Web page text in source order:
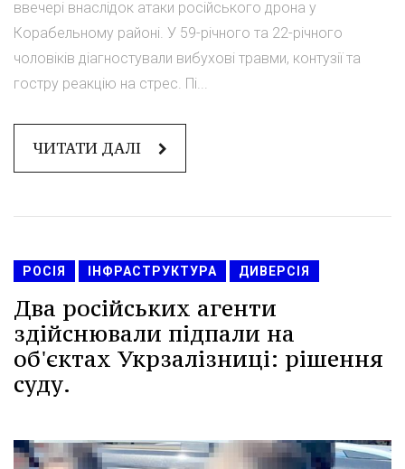
ввечері внаслідок атаки російського дрона у
Корабельному районі. У 59-річного та 22-річного
чоловіків діагностували вибухові травми, контузії та
гостру реакцію на стрес. Пі...
ЧИТАТИ ДАЛІ
РОСІЯ ІНФРАСТРУКТУРА ДИВЕРСІЯ
Два російських агенти
здійснювали підпали на
об'єктах Укрзалізниці: рішення
суду.